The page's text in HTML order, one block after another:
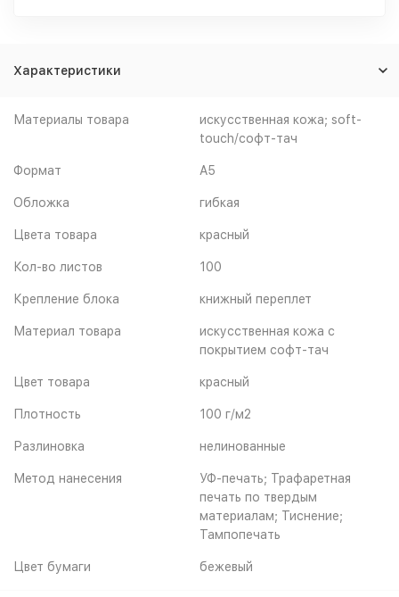
Характеристики
Материалы товара
искусственная кожа; soft-
touch/софт-тач
Формат A5
Обложка гибкая
Цвета товара красный
Кол-во листов 100
Крепление блока книжный переплет
Материал товара
искусственная кожа с
покрытием софт-тач
Цвет товара красный
Плотность 100 г/м2
Разлиновка нелинованные
Метод нанесения
УФ-печать; Трафаретная
печать по твердым
материалам; Тиснение;
Тампопечать
Цвет бумаги бежевый